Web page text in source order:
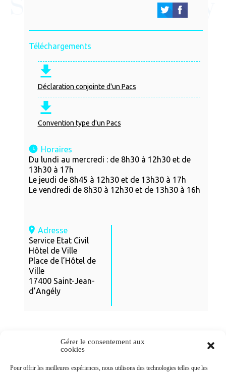
Gérer le consentement aux
cookies
Pour offrir les meilleures expériences, nous utilisons des technologies telles que les
Téléchargements
Déclaration conjointe d'un Pacs
Convention type d'un Pacs
Horaires
Du lundi au mercredi : de 8h30 à 12h30 et de
13h30 à 17h
Le jeudi de 8h45 à 12h30 et de 13h30 à 17h
Le vendredi de 8h30 à 12h30 et de 13h30 à 16h
Adresse
Service Etat Civil
Hôtel de Ville
Place de l’Hôtel de
Ville
17400 Saint-Jean-
d’Angély